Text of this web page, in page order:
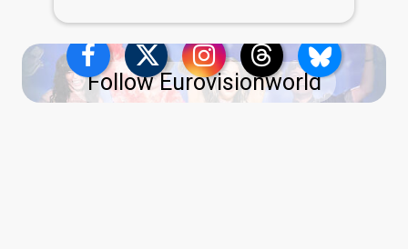
Follow Eurovisionworld